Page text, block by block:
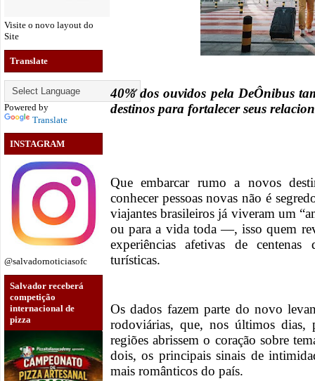
Visite o novo layout do
Site
Translate
Powered by
Translate
INSTAGRAM
@salvadornoticiasofc
Salvador receberá
competição
internacional de
pizza
40% dos ouvidos pela DeÔnibus
destinos para fortalecer seus
Que embarcar rumo a novos
conhecer pessoas novas não é
viajantes brasileiros já viveram um
ou para a vida toda —, isso quem
experiências afetivas de centenas
turísticas.
Os dados fazem parte do novo
rodoviárias, que, nos últimos dias,
regiões abrissem o coração sobre
dois, os principais sinais de
mais românticos do país.